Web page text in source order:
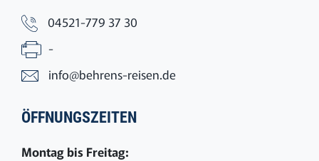
04521-779 37 30
-
info@behrens-reisen.de
ÖFFNUNGSZEITEN
Montag bis Freitag: